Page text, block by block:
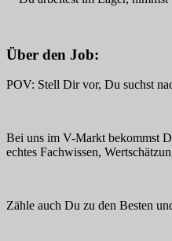
Über den Job:
POV: Stell Dir vor, Du suchst
Bei uns im V-Markt bekommst
echtes Fachwissen,
Zähle auch Du zu den Besten